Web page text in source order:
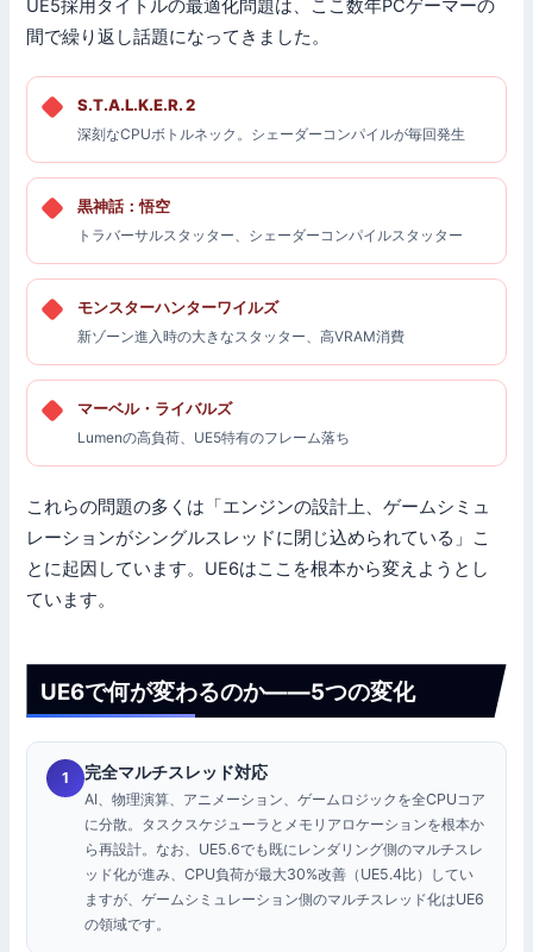
UE5採用タイトルの最適化問題は、ここ数年PCゲーマーの
間で繰り返し話題になってきました。
S.T.A.L.K.E.R. 2
深刻なCPUボトルネック。シェーダーコンパイルが毎回発生
黒神話：悟空
トラバーサルスタッター、シェーダーコンパイルスタッター
モンスターハンターワイルズ
新ゾーン進入時の大きなスタッター、高VRAM消費
マーベル・ライバルズ
Lumenの高負荷、UE5特有のフレーム落ち
これらの問題の多くは「エンジンの設計上、ゲームシミュ
レーションがシングルスレッドに閉じ込められている」こ
とに起因しています。UE6はここを根本から変えようとし
ています。
UE6で何が変わるのか——5つの変化
1 完全マルチスレッド対応
AI、物理演算、アニメーション、ゲームロジックを全CPUコア
に分散。タスクスケジューラとメモリアロケーションを根本か
ら再設計。なお、UE5.6でも既にレンダリング側のマルチスレ
ッド化が進み、CPU負荷が最大30%改善（UE5.4比）してい
ますが、ゲームシミュレーション側のマルチスレッド化はUE6
の領域です。